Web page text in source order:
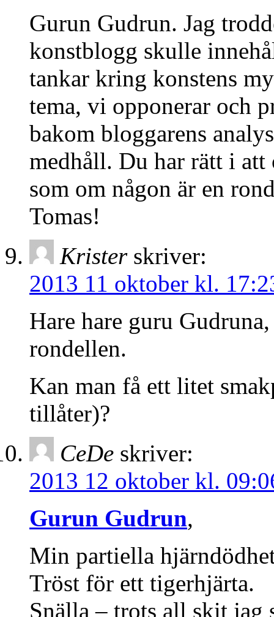
Gurun Gudrun. Jag
konstblogg skulle
tankar kring konstens
tema, vi opponerar och
bakom bloggarens
medhåll. Du har rätt i
som om någon är en
Tomas!
Krister skriver:
2013 11 oktober kl.
Hare hare guru
rondellen.
Kan man få ett litet
tillåter)?
CeDe skriver:
2013 12 oktober kl.
Gurun Gudrun,
Min partiella
Tröst för ett tigerhjärta.
Snälla – trots all skit jag